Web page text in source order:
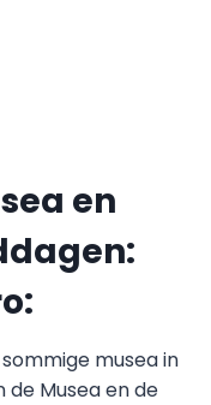
en
musea in
Musea en de